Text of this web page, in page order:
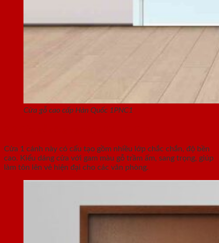
Cửa gỗ cao cấp Hàn Quốc 1PNC1
Cửa 1 cánh này có cấu tạo gồm nhiều lớp chắc chắn, độ bền
cao. Kiểu dáng cửa với gam màu gỗ trầm ấm, sang trọng, giúp
làm tôn lên vẻ hiện đại cho các văn phòng.